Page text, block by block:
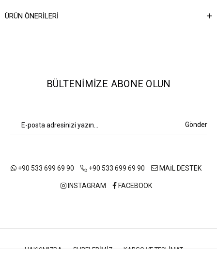
Asorti Bilgisi
ÜRÜN ÖNERILERI
BÜLTENIMIZE ABONE OLUN
Gönder
+90 533 699 69 90 +90 533 699 69 90 MAİL DESTEK
INSTAGRAM FACEBOOK
HAKKIMIZDA ŞUBELERIMIZ
KARGO VE TESLIMAT